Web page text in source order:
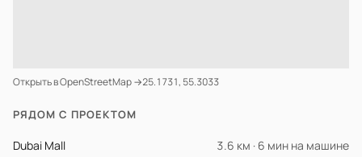
Открыть в OpenStreetMap →25.1731, 55.3033
РЯДОМ С ПРОЕКТОМ
Dubai Mall 3.6 км · 6 мин на машине